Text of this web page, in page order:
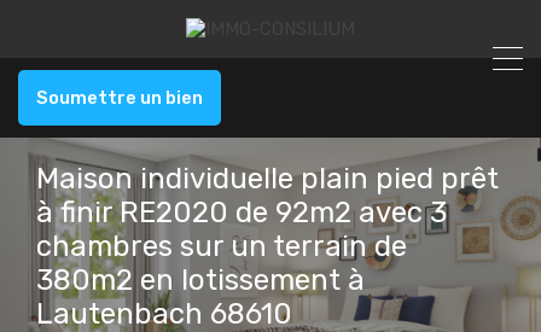
Soumettre un bien
Maison individuelle plain pied prêt
à finir RE2020 de 92m2 avec 3
chambres sur un terrain de
380m2 en lotissement à
Lautenbach 68610